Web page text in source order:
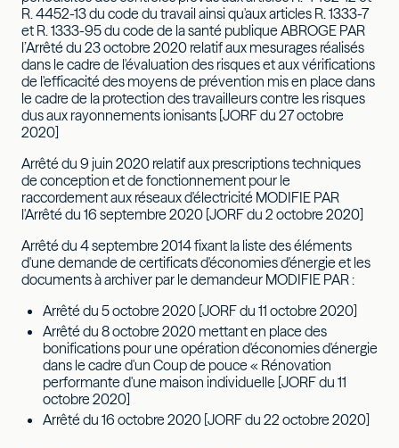
R. 4452-13 du code du travail ainsi qu'aux articles R. 1333-7
et R. 1333-95 du code de la santé publique ABROGE PAR
l’Arrêté du 23 octobre 2020 relatif aux mesurages réalisés
dans le cadre de l'évaluation des risques et aux vérifications
de l'efficacité des moyens de prévention mis en place dans
le cadre de la protection des travailleurs contre les risques
dus aux rayonnements ionisants [JORF du 27 octobre
2020]
Arrêté du 9 juin 2020 relatif aux prescriptions techniques
de conception et de fonctionnement pour le
raccordement aux réseaux d'électricité MODIFIE PAR
l'Arrêté du 16 septembre 2020 [JORF du 2 octobre 2020]
Arrêté du 4 septembre 2014 fixant la liste des éléments
d'une demande de certificats d'économies d'énergie et les
documents à archiver par le demandeur MODIFIE PAR :
Arrêté du 5 octobre 2020 [JORF du 11 octobre 2020]
Arrêté du 8 octobre 2020 mettant en place des
bonifications pour une opération d'économies d'énergie
dans le cadre d'un Coup de pouce « Rénovation
performante d'une maison individuelle [JORF du 11
octobre 2020]
Arrêté du 16 octobre 2020 [JORF du 22 octobre 2020]